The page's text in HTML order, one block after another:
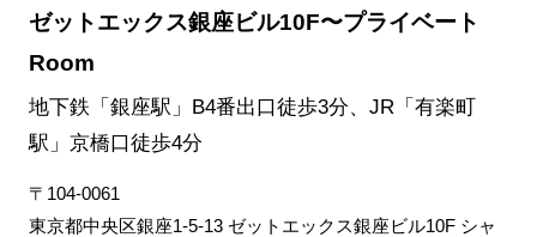
ゼットエックス銀座ビル10F〜プライベート
Room
地下鉄「銀座駅」B4番出口徒歩3分、JR「有楽町
駅」京橋口徒歩4分
〒104-0061
東京都中央区銀座1-5-13 ゼットエックス銀座ビル10F シャ